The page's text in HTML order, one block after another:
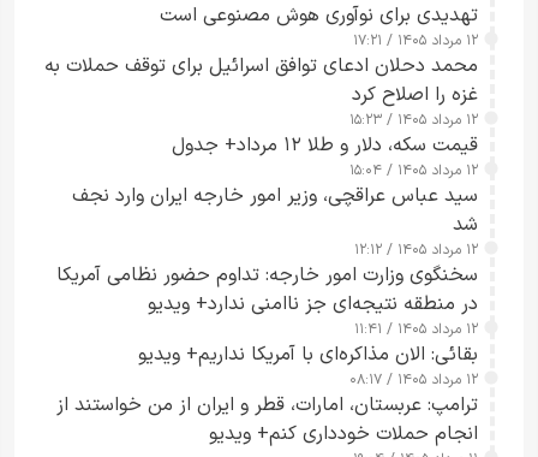
تهدیدی برای نوآوری هوش مصنوعی است
۱۲ مرداد ۱۴۰۵ / ۱۷:۲۱
محمد دحلان ادعای توافق اسرائیل برای توقف حملات به
غزه را اصلاح کرد
۱۲ مرداد ۱۴۰۵ / ۱۵:۲۳
قیمت سکه، دلار و طلا ۱۲ مرداد+ جدول
۱۲ مرداد ۱۴۰۵ / ۱۵:۰۴
سید عباس عراقچی، وزیر امور خارجه ایران وارد نجف
شد
۱۲ مرداد ۱۴۰۵ / ۱۲:۱۲
سخنگوی وزارت امور خارجه: تداوم حضور نظامی آمریکا
در منطقه نتیجه‌ای جز ناامنی ندارد+ ویدیو
۱۲ مرداد ۱۴۰۵ / ۱۱:۴۱
بقائی: الان مذاکره‌ای با آمریکا نداریم+ ویدیو
۱۲ مرداد ۱۴۰۵ / ۰۸:۱۷
ترامپ: عربستان، امارات، قطر و ایران از من خواستند از
انجام حملات خودداری کنم+ ویدیو